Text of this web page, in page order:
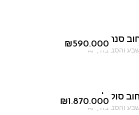
₪590.000
סנהדרין
והסביבה ,
AF
₪1.870.000
סוקולוב
והסביבה ,
AF